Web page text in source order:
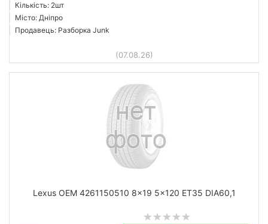
Кількість: 2шт
Місто: Дніпро
Продавець: Разборка Junk
(07.08.26)
Lexus OEM 4261150510 8x19 5x120 ET35 DIA60,1